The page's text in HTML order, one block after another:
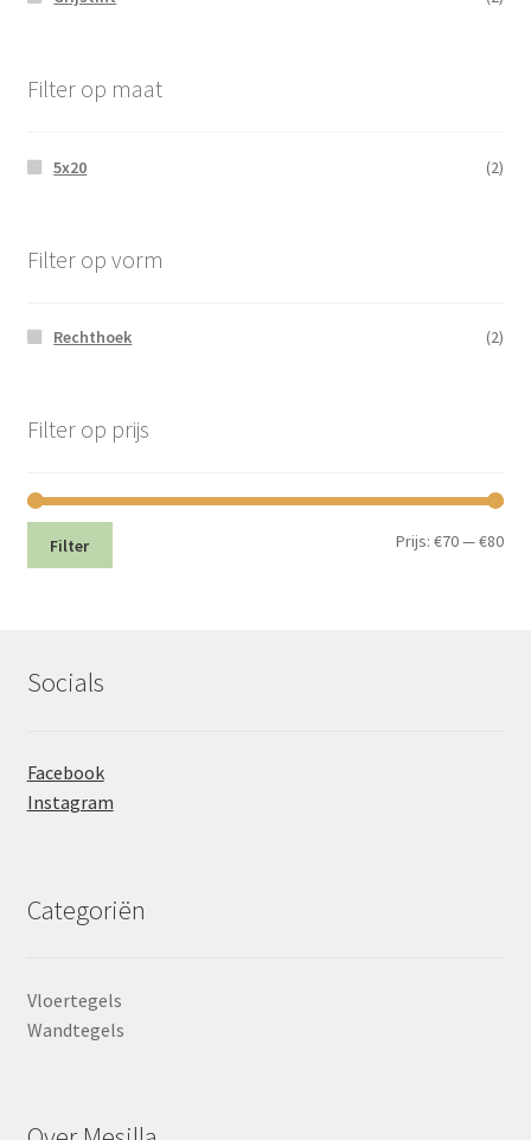
Filter op maat
5x20 (2)
Filter op vorm
Rechthoek (2)
Filter op prijs
Min.
Filter Prijs:€70—€80
Socials
Facebook
Instagram
Categoriën
Vloertegels
Wandtegels